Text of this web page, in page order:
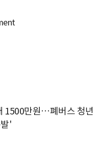
1500만원…폐버스 청년
'